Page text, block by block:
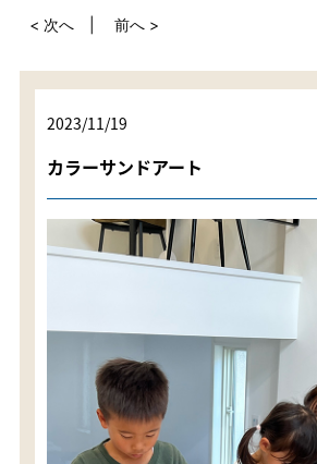
< 次へ 前へ >
2023/11/19
カラーサンドアート